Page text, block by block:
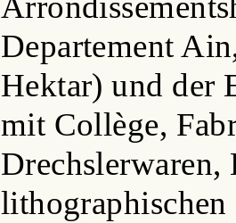
Departement
Hektar) und der
mit Collège,
Drechslerwaren,